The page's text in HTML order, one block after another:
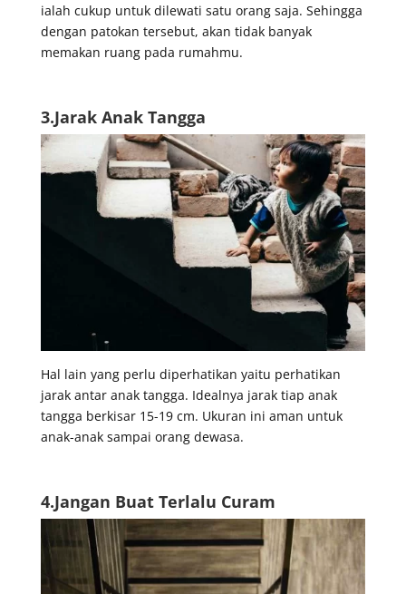
ialah cukup untuk dilewati satu orang saja. Sehingga
dengan patokan tersebut, akan tidak banyak
memakan ruang pada rumahmu.
3.Jarak Anak Tangga
Hal lain yang perlu diperhatikan yaitu perhatikan
jarak antar anak tangga. Idealnya jarak tiap anak
tangga berkisar 15-19 cm. Ukuran ini aman untuk
anak-anak sampai orang dewasa.
4.Jangan Buat Terlalu Curam